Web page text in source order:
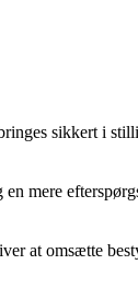
sikkert i
mere
at omsætte